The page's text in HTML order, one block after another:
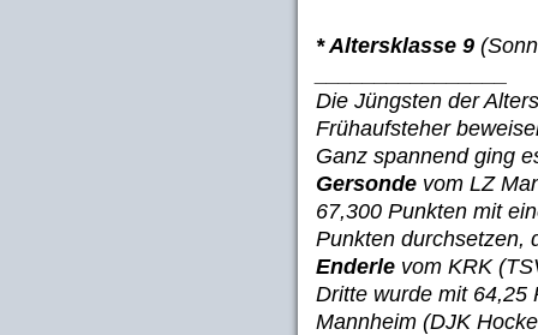
* Altersklasse 9
Die Jüngsten der
Frühaufsteher
Ganz spannend ging
Gersonde vom LZ
67,300 Punkten mit
Punkten durchsetzen,
Enderle vom KRK
Dritte wurde mit 64,25
Mannheim (DJK